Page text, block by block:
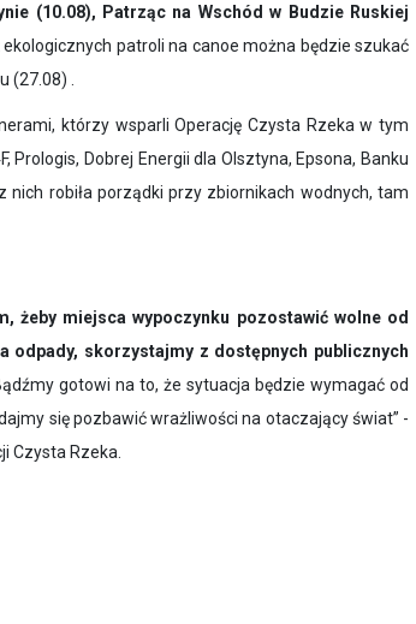
(10.08), Patrząc na Wschód w Budzie Ruskiej
ekologicznych patroli na canoe można będzie szukać
(27.08) .
którzy wsparli Operację Czysta Rzeka w tym
Prologis, Dobrej Energii dla Olsztyna, Epsona, Banku
nich robiła porządki przy zbiornikach wodnych, tam
żeby miejsca wypoczynku pozostawić wolne od
odpady, skorzystajmy z dostępnych publicznych
gotowi na to, że sytuacja będzie wymagać od
się pozbawić wrażliwości na otaczający świat” -
Czysta Rzeka.